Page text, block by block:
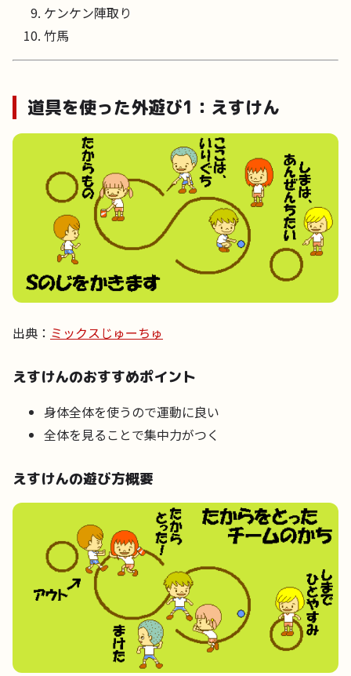
ケンケン陣取り
竹馬
道具を使った外遊び1：えすけん
出典： ミックスじゅーちゅ
えすけんのおすすめポイント
身体全体を使うので運動に良い
全体を見ることで集中力がつく
えすけんの遊び方概要